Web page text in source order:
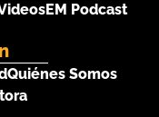
EM Podcast
Quiénes Somos